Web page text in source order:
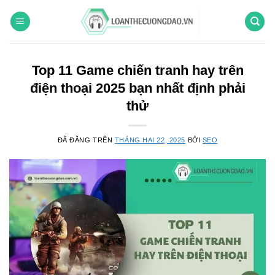
đến
Top 11 Game chiến tranh hay trên
điện thoại 2025 bạn nhất định phải
thử
ĐÃ ĐĂNG TRÊN THÁNG HAI 22, 2025 BỞI SEO